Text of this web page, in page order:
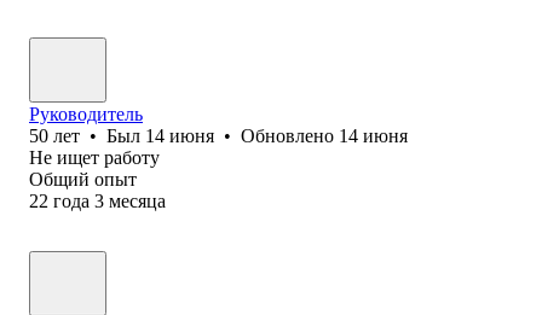
Руководитель
50 лет • Был 14 июня • Обновлено 14 июня
Не ищет работу
Общий опыт
22 года 3 месяца